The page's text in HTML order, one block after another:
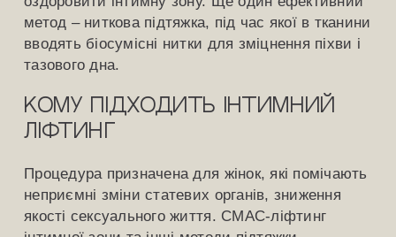
метод – ниткова підтяжка, під час якої в тканини
вводять біосумісні нитки для зміцнення піхви і
тазового дна.
Кому підходить інтимний
ліфтинг
Процедура призначена для жінок, які помічають
неприємні зміни статевих органів, зниження
якості сексуального життя. СМАС-ліфтинг